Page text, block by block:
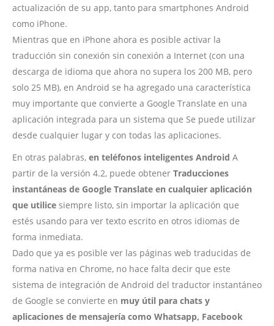
actualización de su app, tanto para smartphones Android
como iPhone.
Mientras que en iPhone ahora es posible activar la
traducción sin conexión sin conexión a Internet (con una
descarga de idioma que ahora no supera los 200 MB, pero
solo 25 MB), en Android se ha agregado una característica
muy importante que convierte a Google Translate en una
aplicación integrada para un sistema que Se puede utilizar
desde cualquier lugar y con todas las aplicaciones.
En otras palabras, en teléfonos inteligentes Android A
partir de la versión 4.2, puede obtener Traducciones
instantáneas de Google Translate en cualquier aplicación
que utilice siempre listo, sin importar la aplicación que
estés usando para ver texto escrito en otros idiomas de
forma inmediata.
Dado que ya es posible ver las páginas web traducidas de
forma nativa en Chrome, no hace falta decir que este
sistema de integración de Android del traductor instantáneo
de Google se convierte en muy útil para chats y
aplicaciones de mensajería como Whatsapp, Facebook